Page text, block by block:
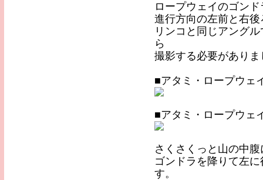
ロープウェイのゴン
進行方向の左前と右
リンコと同じアング
ら
撮影する必要があり
■アタミ・ロープウェ
■アタミ・ロープウェ
さくさくっと山の中
ゴンドラを降りて左
す。